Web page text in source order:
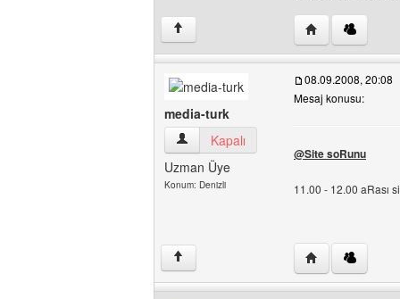
↑ Yazarın web
media-turk
media-turk Kullanıcının profilini görüntüle
Kapalı
Uzman Üye
Konum: Denizli
08.09.2008, 20:08
Mesaj konusu:
@Site soRunu
11.00 - 12.00 aRası
↑ Yazarın web